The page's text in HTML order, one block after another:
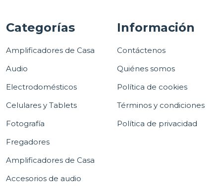
Categorías
Amplificadores de Casa
Audio
Electrodomésticos
Celulares y Tablets
Fotografía
Fregadores
Amplificadores de Casa
Accesorios de audio
Información
Contáctenos
Quiénes somos
Política de cookies
Términos y condiciones
Política de privacidad